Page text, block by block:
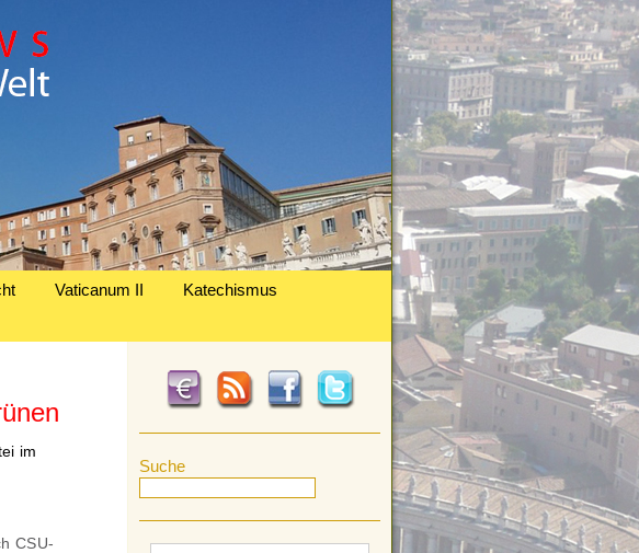
Vaticanum II
Katechismus
Suche
im
CSU-